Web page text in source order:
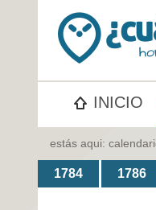
INICIO
estás aqui:
1784 1786